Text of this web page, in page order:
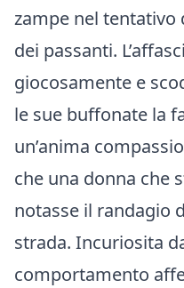
zampe nel tentativo
dei passanti.
giocosamente e
le sue buffonate la
un’anima
che una donna che
notasse il randagio
strada. Incuriosita
comportamento